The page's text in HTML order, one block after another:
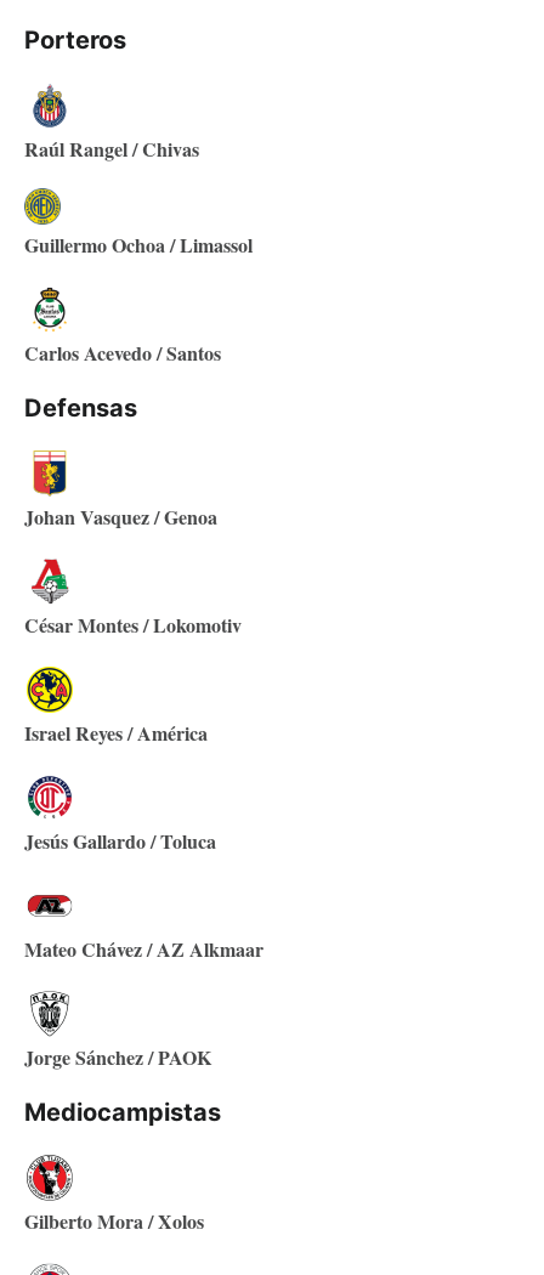
Porteros
Raúl Rangel / Chivas
Guillermo Ochoa / Limassol
Carlos Acevedo / Santos
Defensas
Johan Vasquez / Genoa
César Montes / Lokomotiv
Israel Reyes / América
Jesús Gallardo / Toluca
Mateo Chávez / AZ Alkmaar
Jorge Sánchez / PAOK
Mediocampistas
Gilberto Mora / Xolos